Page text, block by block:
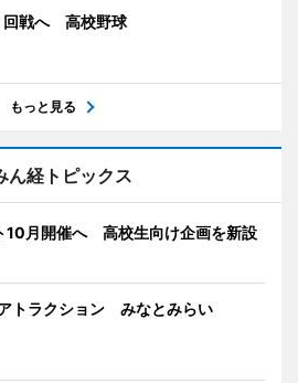
回戦へ 高校野球
もっと見る
ん経トピックス
10月開催へ 高校生向け企画を新設
トラクション みなとみらい